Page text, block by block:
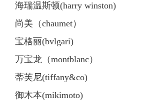
海瑞温斯顿(harry winston)
尚美（chaumet）
宝格丽(bvlgari)
万宝龙（montblanc）
蒂芙尼(tiffany&co)
御木本(mikimoto)